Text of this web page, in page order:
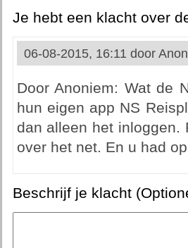
Je hebt een klacht over
06-08-2015, 16:11 door
Door Anoniem: Wat de
hun eigen app NS
dan alleen het inloggen.
over het net. En u had
Beschrijf je klacht